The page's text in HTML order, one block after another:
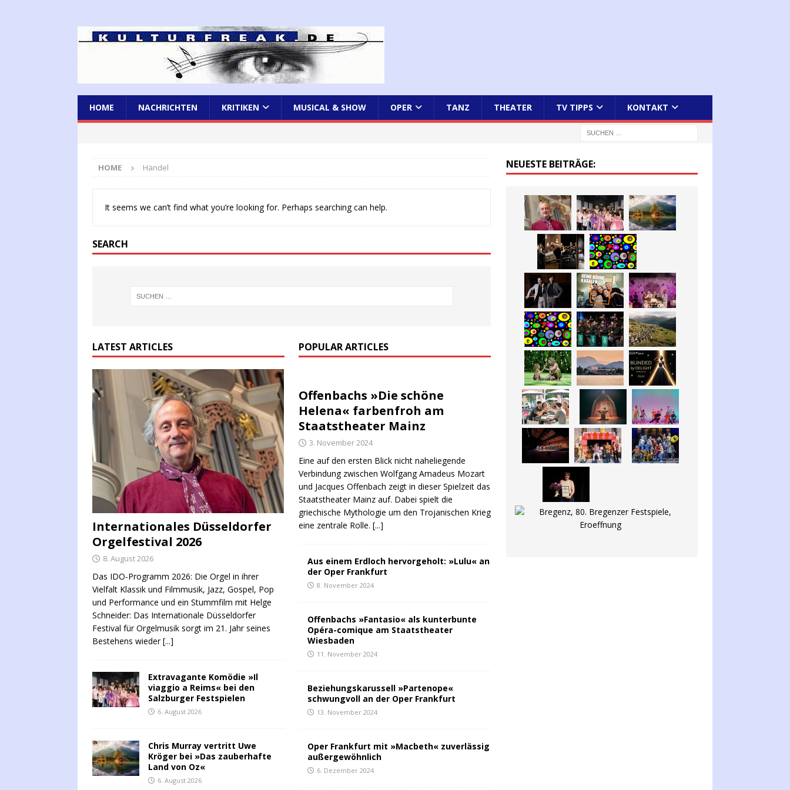
HOME NACHRICHTEN KRITIKEN MUSICAL & SHOW OPER TANZ THEATER TV TIPPS KONTAKT
HOME Händel
It seems we can’t find what you’re looking for. Perhaps searching can help.
SEARCH
LATEST ARTICLES
Internationales Düsseldorfer
Orgelfestival 2026
8. August 2026
Das IDO-Programm 2026: Die Orgel in ihrer
Vielfalt Klassik und Filmmusik, Jazz, Gospel, Pop
und Performance und ein Stummfilm mit Helge
Schneider: Das Internationale Düsseldorfer
Festival für Orgelmusik sorgt im 21. Jahr seines
Bestehens wieder[...]
Extravagante Komödie »Il
viaggio a Reims« bei den
Salzburger Festspielen
6. August 2026
Chris Murray vertritt Uwe
Kröger bei »Das zauberhafte
Land von Oz«
6. August 2026
POPULAR ARTICLES
Offenbachs »Die schöne
Helena« farbenfroh am
Staatstheater Mainz
3. November 2024
Eine auf den ersten Blick nicht naheliegende
Verbindung zwischen Wolfgang Amadeus Mozart
und Jacques Offenbach zeigt in dieser Spielzeit das
Staatstheater Mainz auf. Dabei spielt die
griechische Mythologie um den Trojanischen Krieg
eine zentrale Rolle. [...]
Aus einem Erdloch hervorgeholt: »Lulu« an
der Oper Frankfurt
8. November 2024
Offenbachs »Fantasio« als kunterbunte
Opéra-comique am Staatstheater
Wiesbaden
11. November 2024
Beziehungskarussell »Partenope«
schwungvoll an der Oper Frankfurt
13. November 2024
Oper Frankfurt mit »Macbeth« zuverlässig
außergewöhnlich
6. Dezember 2024
NEUESTE BEITRÄGE: